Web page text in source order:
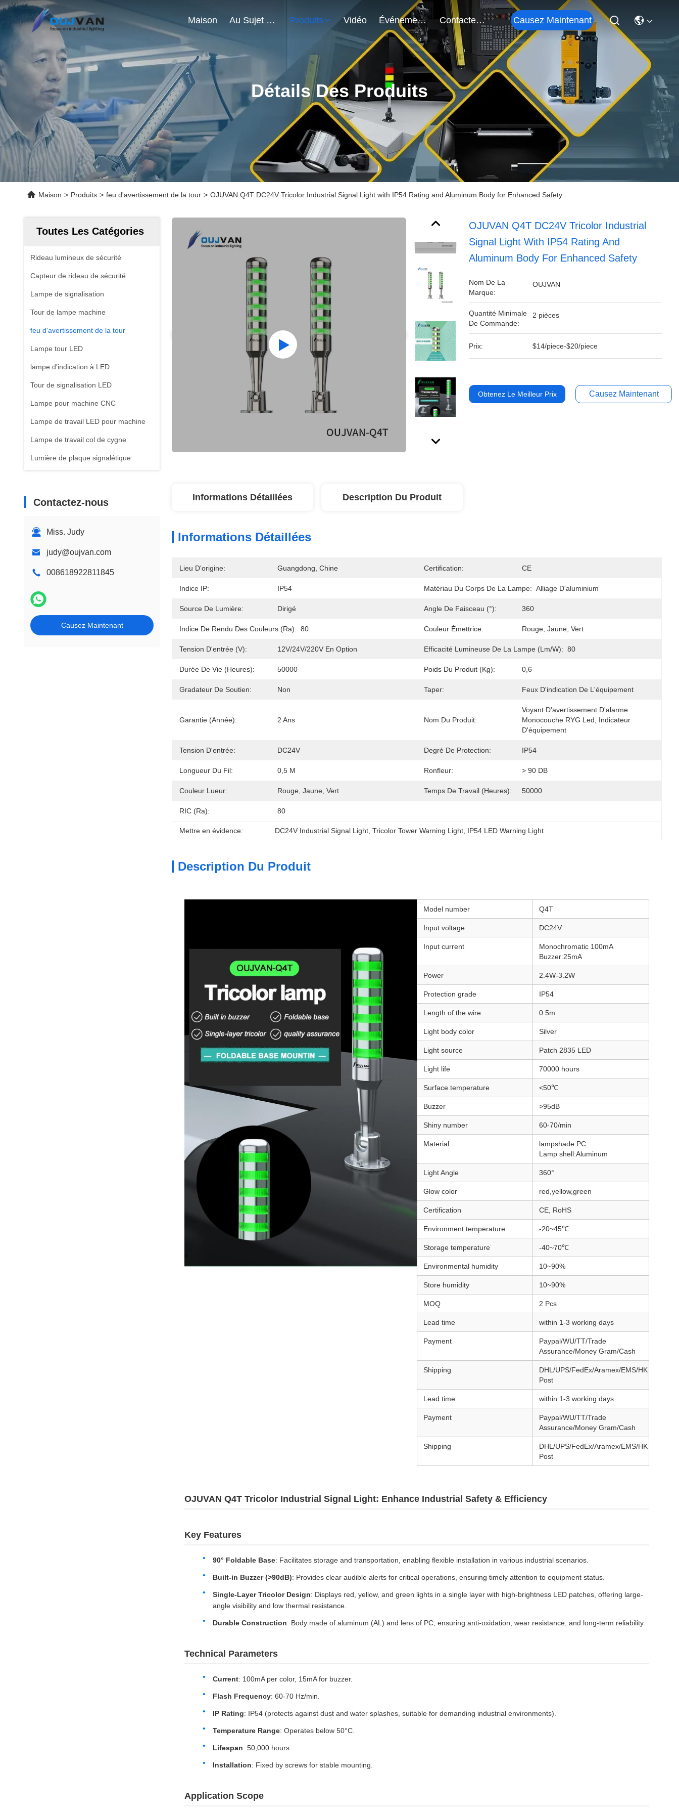
Maison Au Sujet De Nous Produits Vidéo Événements Contactez-Nous Causez Maintenant
Détails Des Produits
Maison > Produits > feu d'avertissement de la tour > OJUVAN Q4T DC24V Tricolor Industrial Signal Light with IP54 Rating and Aluminum Body for Enhanced Safety
Toutes Les Catégories
Rideau lumineux de sécurité
Capteur de rideau de sécurité
Lampe de signalisation
Tour de lampe machine
feu d'avertissement de la tour
Lampe tour LED
lampe d'indication à LED
Tour de signalisation LED
Lampe pour machine CNC
Lampe de travail LED pour machine
Lampe de travail col de cygne
Lumière de plaque signalétique
Contactez-nous
Miss. Judy
judy@oujvan.com
008618922811845
Causez Maintenant
OJUVAN Q4T DC24V Tricolor Industrial
Signal Light With IP54 Rating And
Aluminum Body For Enhanced Safety
Nom De La
Marque:
OUJVAN
Quantité Minimale
De Commande:
2 pièces
Prix: $14/piece-$20/piece
Obtenez Le Meilleur Prix Causez Maintenant
Informations Détaillées Description Du Produit
Informations Détaillées
Lieu D'origine: Guangdong, Chine Certification: CE
Indice IP: IP54 Matériau Du Corps De La Lampe: Alliage D'aluminium
Source De Lumière: Dirigé Angle De Faisceau (°): 360
Indice De Rendu Des Couleurs (Ra): 80 Couleur Émettrice: Rouge, Jaune, Vert
Tension D'entrée (V): 12V/24V/220V En Option Efficacité Lumineuse De La Lampe (lm/w): 80
Durée De Vie (heures): 50000 Poids Du Produit (kg): 0,6
Gradateur De Soutien: Non Taper: Feux D'indication De L'équipement
Garantie (année): 2 Ans Nom Du Produit:
Voyant D'avertissement D'alarme
Monocouche RYG Led, Indicateur
D'équipement
Tension D'entrée: DC24V Degré De Protection: IP54
Longueur Du Fil: 0,5 M Ronfleur: > 90 DB
Couleur Lueur: Rouge, Jaune, Vert Temps De Travail (heures): 50000
RIC (Ra): 80
Mettre en évidence: DC24V Industrial Signal Light, Tricolor Tower Warning Light, IP54 LED Warning Light
Description Du Produit
Model number Q4T
Input voltage DC24V
Input current
Monochromatic 100mA
Buzzer:25mA
Power 2.4W-3.2W
Protection grade IP54
Length of the wire 0.5m
Light body color Silver
Light source Patch 2835 LED
Light life 70000 hours
Surface temperature <50℃
Buzzer >95dB
Shiny number 60-70/min
Material
lampshade:PC
Lamp shell:Aluminum
Light Angle 360°
Glow color red,yellow,green
Certification CE, RoHS
Environment temperature -20~45℃
Storage temperature -40~70℃
Environmental humidity 10~90%
Store humidity 10~90%
MOQ 2 Pcs
Lead time within 1-3 working days
Payment
Paypal/WU/TT/Trade
Assurance/Money Gram/Cash
Shipping
DHL/UPS/FedEx/Aramex/EMS/HK
Post
Lead time within 1-3 working days
Payment
Paypal/WU/TT/Trade
Assurance/Money Gram/Cash
Shipping
DHL/UPS/FedEx/Aramex/EMS/HK
Post
OJUVAN Q4T Tricolor Industrial Signal Light: Enhance Industrial Safety & Efficiency
Key Features
90° Foldable Base: Facilitates storage and transportation, enabling flexible installation in various industrial scenarios.
Built-in Buzzer (>90dB): Provides clear audible alerts for critical operations, ensuring timely attention to equipment status.
Single-Layer Tricolor Design: Displays red, yellow, and green lights in a single layer with high-brightness LED patches, offering large-
angle visibility and low thermal resistance.
Durable Construction: Body made of aluminum (AL) and lens of PC, ensuring anti-oxidation, wear resistance, and long-term reliability.
Technical Parameters
Current: 100mA per color, 15mA for buzzer.
Flash Frequency: 60-70 Hz/min.
IP Rating: IP54 (protects against dust and water splashes, suitable for demanding industrial environments).
Temperature Range: Operates below 50°C.
Lifespan: 50,000 hours.
Installation: Fixed by screws for stable mounting.
Application Scope